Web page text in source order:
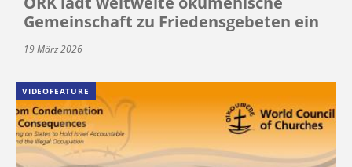
Gemeinschaft zu Friedensgebeten ein
19 März 2026
VIDEOFEATURE